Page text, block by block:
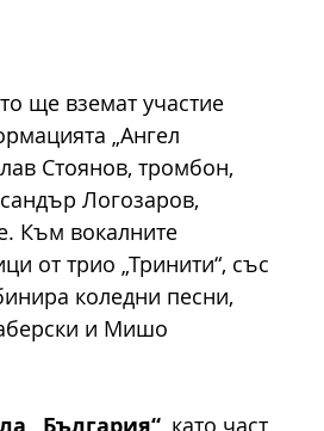
ще вземат участие
„Ангел
Стоянов, тромбон,
Логозаров,
Към вокалните
от трио „Тринити“, със
коледни песни,
и Мишо
„България“, като част